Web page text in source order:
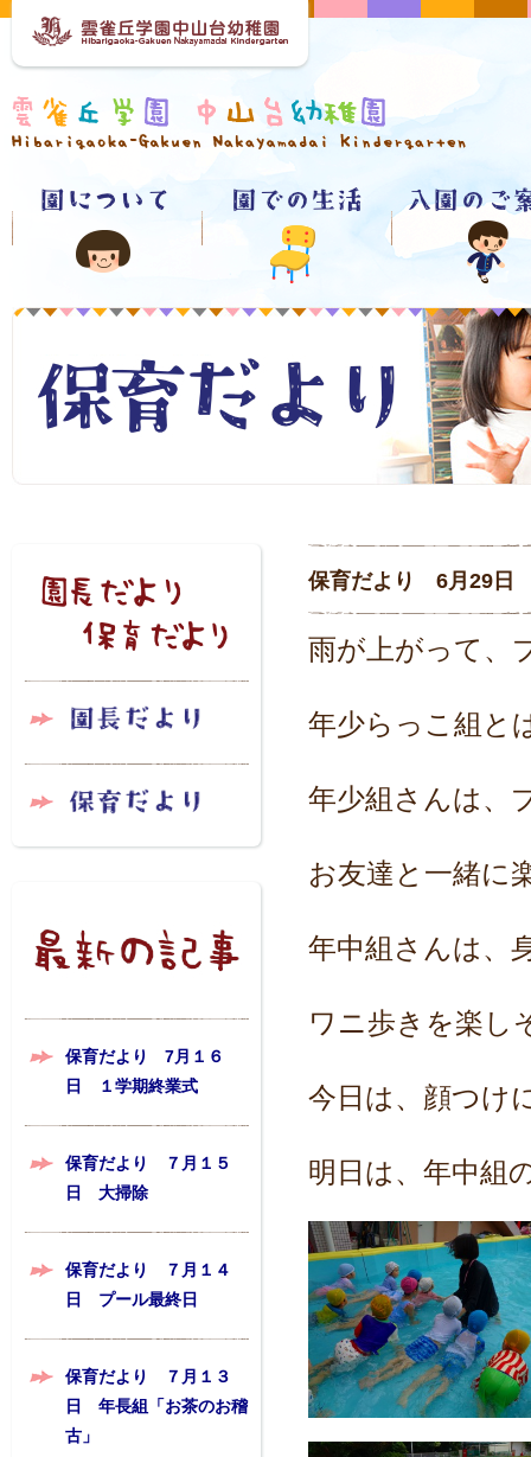
保育だより 7月１６
日 １学期終業式
保育だより ７月１５
日 大掃除
保育だより ７月１４
日 プール最終日
保育だより ７月１３
日 年長組「お茶のお稽
古」
保育だより 6月29日
雨が上がって、
年少らっこ組と
年少組さんは、
お友達と一緒に
年中組さんは、
ワニ歩きを楽し
今日は、顔つけ
明日は、年中組